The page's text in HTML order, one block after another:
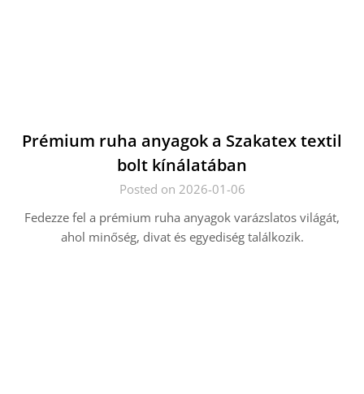
Prémium ruha anyagok a Szakatex textil
bolt kínálatában
Posted on 2026-01-06
Fedezze fel a prémium ruha anyagok varázslatos világát,
ahol minőség, divat és egyediség találkozik.